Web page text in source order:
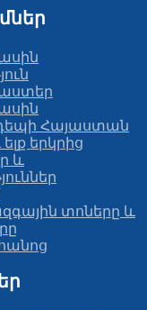
Հայաստան
երկրից
և
տոները և